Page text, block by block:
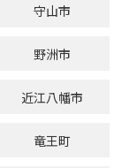
守山市
野洲市
近江八幡市
竜王町